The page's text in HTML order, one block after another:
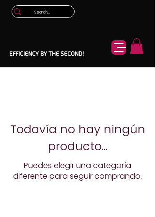
EFFICIENCY BY THE SECOND!
Todavía no hay ningún
producto...
Puedes elegir una categoría
diferente para seguir comprando.